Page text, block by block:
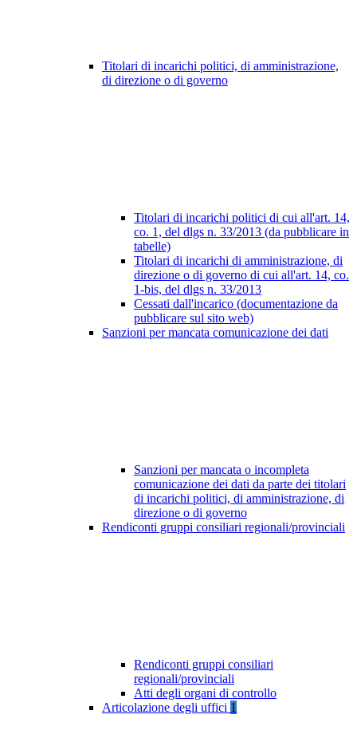
Titolari di incarichi politici, di amministrazione,
di direzione o di governo
Titolari di incarichi politici di cui all'art. 14,
co. 1, del dlgs n. 33/2013 (da pubblicare in
tabelle)
Titolari di incarichi di amministrazione, di
direzione o di governo di cui all'art. 14, co.
1-bis, del dlgs n. 33/2013
Cessati dall'incarico (documentazione da
pubblicare sul sito web)
Sanzioni per mancata comunicazione dei dati
Sanzioni per mancata o incompleta
comunicazione dei dati da parte dei titolari
di incarichi politici, di amministrazione, di
direzione o di governo
Rendiconti gruppi consiliari regionali/provinciali
Rendiconti gruppi consiliari
regionali/provinciali
Atti degli organi di controllo
Articolazione degli uffici 1